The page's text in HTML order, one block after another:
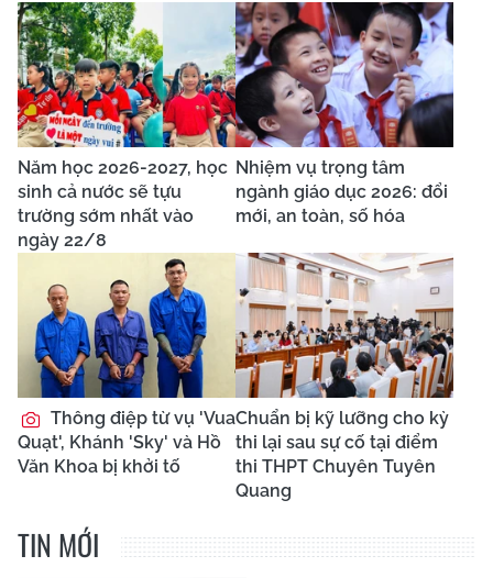
Năm học 2026-2027, học
sinh cả nước sẽ tựu
trường sớm nhất vào
ngày 22/8
Nhiệm vụ trọng tâm
ngành giáo dục 2026: đổi
mới, an toàn, số hóa
Thông điệp từ vụ 'Vua
Quạt', Khánh 'Sky' và Hồ
Văn Khoa bị khởi tố
Chuẩn bị kỹ lưỡng cho kỳ
thi lại sau sự cố tại điểm
thi THPT Chuyên Tuyên
Quang
TIN MỚI